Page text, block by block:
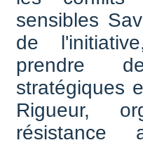
sensibles
de
prendre
stratégiques
Rigueur,